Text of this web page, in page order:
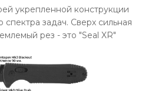
укрепленной конструкции
задач. Сверх сильная
рез - это "Seal XR"